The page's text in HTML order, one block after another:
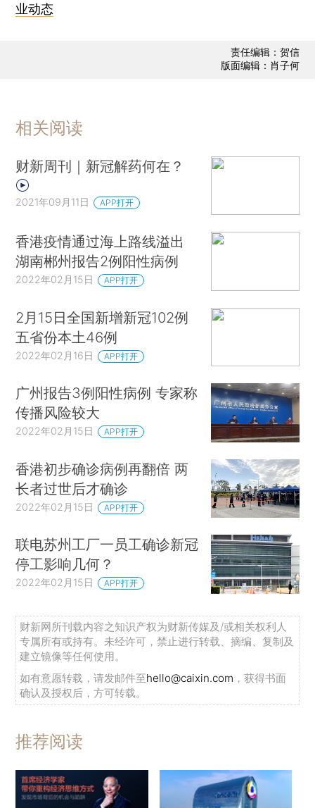
业动态
责任编辑：贺信
版面编辑：肖子何
相关阅读
财新周刊｜新冠解药何在？
2021年09月11日 APP打开
香港疫情通过海上路线溢出
湖南郴州报告2例阳性病例
2022年02月15日 APP打开
2月15日全国新增新冠102例
五省份本土46例
2022年02月16日 APP打开
广州报告3例阳性病例 专家称
传播风险较大
2022年02月15日 APP打开
香港初步确诊病例再翻倍 两
长者过世后才确诊
2022年02月15日 APP打开
联电苏州工厂一员工确诊新冠
停工影响几何？
2022年02月15日 APP打开
财新网所刊载内容之知识产权为财新传媒及/或相关权利人
专属所有或持有。未经许可，禁止进行转载、摘编、复制及
建立镜像等任何使用。
如有意愿转载，请发邮件至hello@caixin.com ，获得书面
确认及授权后，方可转载。
推荐阅读